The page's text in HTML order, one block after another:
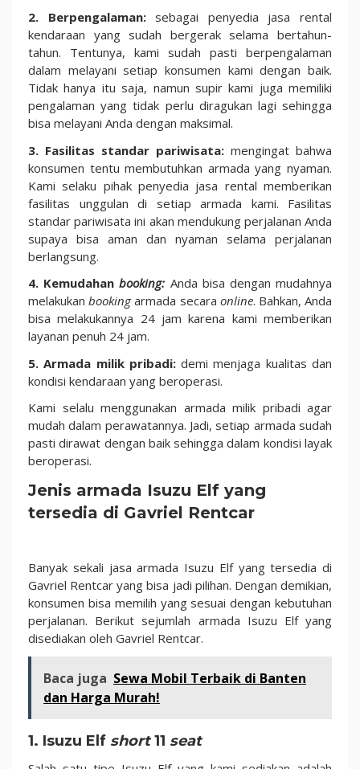
2. Berpengalaman:sebagai penyedia jasa rental
kendaraan yang sudah bergerak selama bertahun-
tahun. Tentunya, kami sudah pasti berpengalaman
dalam melayani setiap konsumen kami dengan baik.
Tidak hanya itu saja, namun supir kami juga memiliki
pengalaman yang tidak perlu diragukan lagi sehingga
bisa melayani Anda dengan maksimal.
3. Fasilitas standar pariwisata: mengingat bahwa
konsumen tentu membutuhkan armada yang nyaman.
Kami selaku pihak penyedia jasa rental memberikan
fasilitas unggulan di setiap armada kami. Fasilitas
standar pariwisata ini akan mendukung perjalanan Anda
supaya bisa aman dan nyaman selama perjalanan
berlangsung.
4. Kemudahanbooking: Anda bisa dengan mudahnya
melakukanbookingarmada secara online. Bahkan, Anda
bisa melakukannya 24 jam karena kami memberikan
layanan penuh 24 jam.
5. Armada milik pribadi:demi menjaga kualitas dan
kondisi kendaraan yang beroperasi.
Kami selalu menggunakan armada milik pribadi agar
mudah dalam perawatannya. Jadi, setiap armada sudah
pasti dirawat dengan baik sehingga dalam kondisi layak
beroperasi.
Jenis armada Isuzu Elf yang
tersedia di Gavriel Rentcar
Banyak sekali jasa armada Isuzu Elf yang tersedia di
Gavriel Rentcar yang bisa jadi pilihan. Dengan demikian,
konsumen bisa memilih yang sesuai dengan kebutuhan
perjalanan. Berikut sejumlah armada Isuzu Elf yang
disediakan oleh Gavriel Rentcar.
Baca juga Sewa Mobil Terbaik di Banten
dan Harga Murah!
1. Isuzu Elf short11 seat